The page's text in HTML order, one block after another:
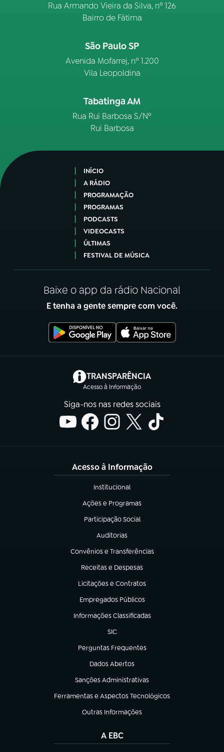
Rua Armando Vieira da Silva, nº 126
Bairro de Fátima
São Paulo SP
Avenida Mofarrej, nº 1.200
Vila Leopoldina
Tabatinga AM
Rua Rui Barbosa S/Nº
Rui Barbosa
INÍCIO
A RÁDIO
PROGRAMAÇÃO
PROGRAMAS
PODCASTS
VIDEOCASTS
ÚLTIMAS
FESTIVAL DE MÚSICA
Baixe o app da rádio Nacional
E tenha a gente sempre com você.
TRANSPARÊNCIA
Acesso à Informação
(abre em nova aba)
Siga-nos nas redes sociais
Acesso à Informação
Institucional
(abre em nova aba)
Ações e Programas
(abre em nova aba)
Participação Social
(abre em nova aba)
Auditorias
(abre em nova aba)
Convênios e Transferências
(abre em nova aba)
Receitas e Despesas
(abre em nova aba)
Licitações e Contratos
(abre em nova aba)
Empregados Públicos
(abre em nova aba)
Informações Classificadas
(abre em nova aba)
SIC
(abre em nova aba)
Perguntas Frequentes
(abre em nova aba)
Dados Abertos
(abre em nova aba)
Sanções Administrativas
(abre em nova aba)
Ferramentas e Aspectos Tecnológicos
(abre em nova aba)
Outras Informações
(abre em nova aba)
A EBC